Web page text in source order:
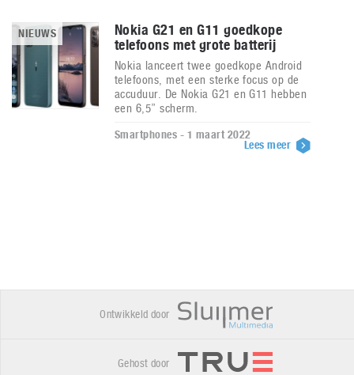
NIEUWS
Nokia G21 en G11 goedkope
telefoons met grote batterij
Nokia lanceert twee goedkope Android
telefoons, met een sterke focus op de
accuduur. De Nokia G21 en G11 hebben
een 6,5” scherm.
Smartphones - 1 maart 2022
Lees meer
Ontwikkeld door
Gehost door